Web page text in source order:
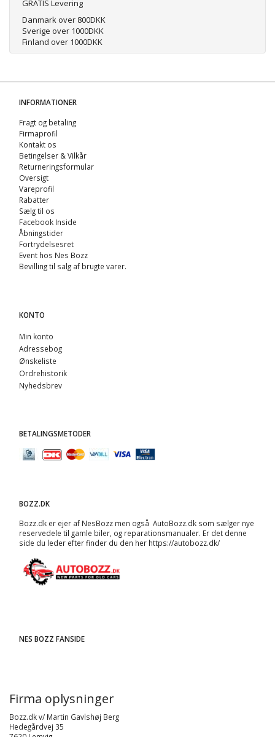
GRATIS Levering
Danmark over 800DKK
Sverige over 1000DKK
Finland over 1000DKK
INFORMATIONER
Fragt og betaling
Firmaprofil
Kontakt os
Betingelser & Vilkår
Returneringsformular
Oversigt
Vareprofil
Rabatter
Sælg til os
Facebook Inside
Åbningstider
Fortrydelsesret
Event hos Nes Bozz
Bevilling til salg af brugte varer.
KONTO
Min konto
Adressebog
Ønskeliste
Ordrehistorik
Nyhedsbrev
BETALINGSMETODER
BOZZ.DK
Bozz.dk er ejer af NesBozz men også AutoBozz.dk som sælger nye
reservedele til gamle biler, og reparationsmanualer. Er det denne
side du leder efter finder du den her https://autobozz.dk/
NES BOZZ FANSIDE
Firma oplysninger
Bozz.dk v/ Martin Gavlshøj Berg
Hedegårdvej 35